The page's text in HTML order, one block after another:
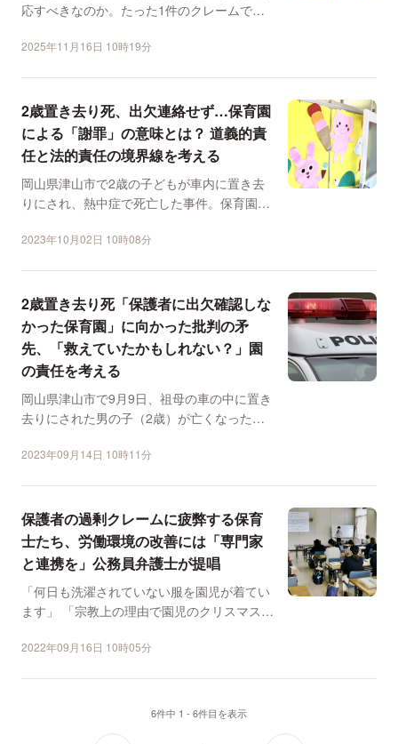
応すべきなのか。たった1件のクレームで、
2025年11月16日 10時19分
2歳置き去り死、出欠連絡せず…保育園
による「謝罪」の意味とは？ 道義的責
任と法的責任の境界線を考える
岡山県津山市で2歳の子どもが車内に置き去
りにされ、熱中症で死亡した事件。保育園に
2023年10月02日 10時08分
2歳置き去り死「保護者に出欠確認しな
かった保育園」に向かった批判の矛
先、「救えていたかもしれない？」園
の責任を考える
岡山県津山市で9月9日、祖母の車の中に置き
去りにされた男の子（2歳）が亡くなった。
2023年09月14日 10時11分
保護者の過剰クレームに疲弊する保育
士たち、労働環境の改善には「専門家
と連携を」公務員弁護士が提唱
「何日も洗濯されていない服を園児が着てい
ます」 「宗教上の理由で園児のクリスマス会
2022年09月16日 10時05分
6件中 1 - 6件目を表示